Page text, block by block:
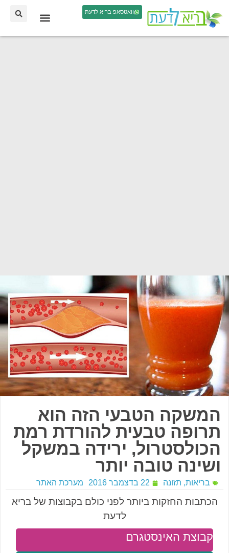
וואטסאפ בריא לדעת
המשקה הטבעי הזה הוא
תרופה טבעית להורדת רמת
הכולסטרול, ירידה במשקל
ושינה טובה יותר
בריאות, תזונה 22 בדצמבר 2016 מערכת האתר
הכתבות החזקות ביותר לפני כולם בקבוצות של בריא
לדעת
קבוצת האינסטגרם